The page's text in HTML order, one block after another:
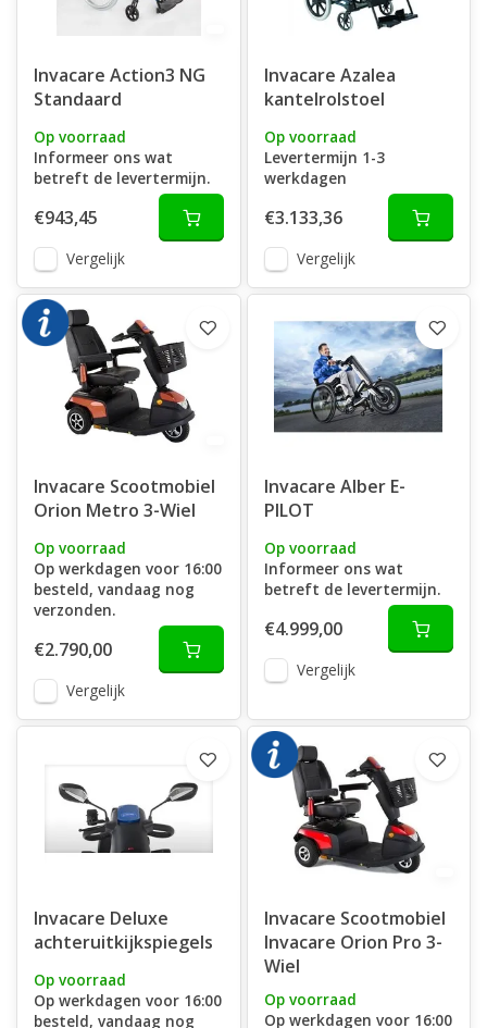
Invacare Action3 NG
Standaard
Op voorraad
Informeer ons wat
betreft de levertermijn.
€943,45
Vergelijk
Invacare Azalea
kantelrolstoel
Op voorraad
Levertermijn 1-3
werkdagen
€3.133,36
Vergelijk
Invacare Scootmobiel
Orion Metro 3-Wiel
Op voorraad
Op werkdagen voor 16:00
besteld, vandaag nog
verzonden.
€2.790,00
Vergelijk
Invacare Alber E-
PILOT
Op voorraad
Informeer ons wat
betreft de levertermijn.
€4.999,00
Vergelijk
Invacare Deluxe
achteruitkijkspiegels
Op voorraad
Op werkdagen voor 16:00
besteld, vandaag nog
Invacare Scootmobiel
Invacare Orion Pro 3-
Wiel
Op voorraad
Op werkdagen voor 16:00